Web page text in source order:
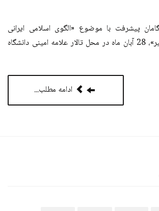
پیشرفت با موضوع «الگوی اسلامی ایرانی
پیشرفت؛ افق و تدابیر»، 28 آبان ماه در محل تالار علامه امینی دانشگاه
ادامه مطلب...